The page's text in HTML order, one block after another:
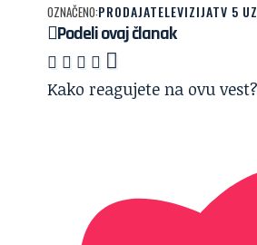
OZNAČENO:PRODAJATELEVIZIJATV 5
Podeli ovaj članak
Kako reagujete na ovu vest?